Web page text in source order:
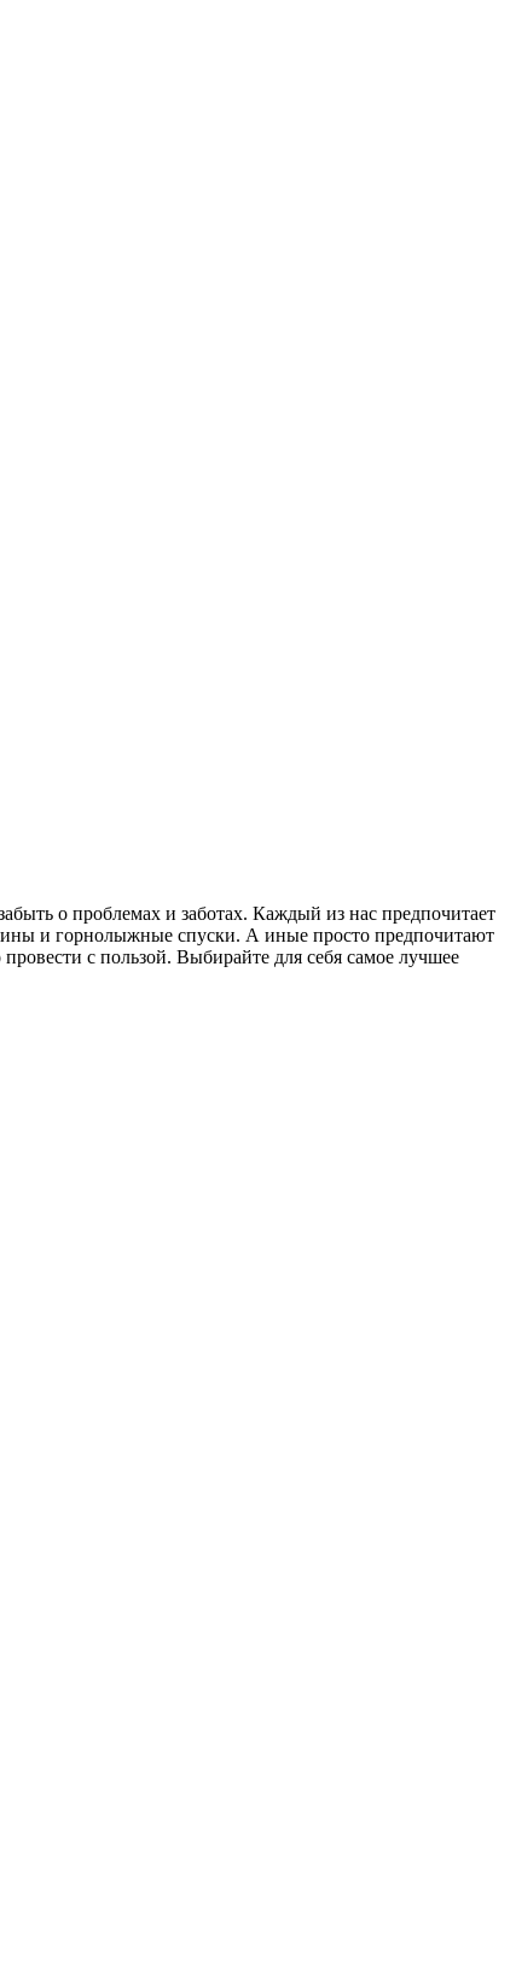
о проблемах и заботах. Каждый из нас предпочитает
и горнолыжные спуски. А иные просто предпочитают
с пользой. Выбирайте для себя самое лучшее